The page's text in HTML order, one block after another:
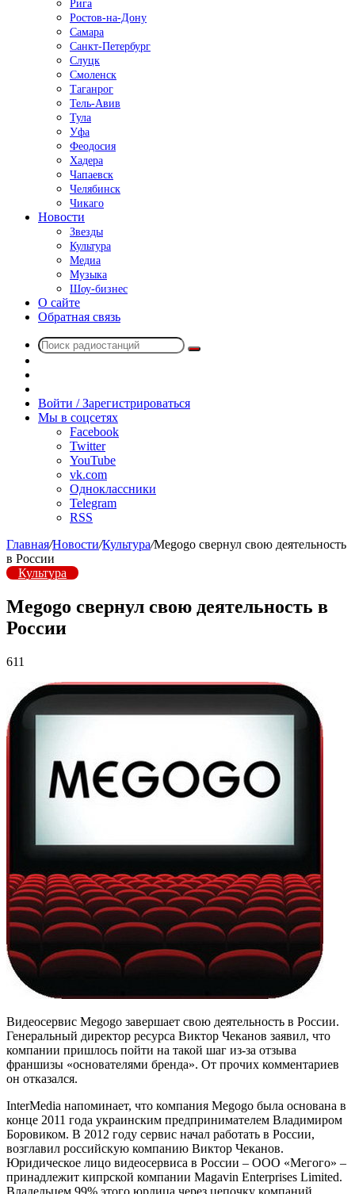
Рига
Ростов-на-Дону
Самара
Санкт-Петербург
Слуцк
Смоленск
Таганрог
Тель-Авив
Тула
Уфа
Феодосия
Хадера
Чапаевск
Челябинск
Чикаго
Новости
Звезды
Культура
Медиа
Музыка
Шоу-бизнес
О сайте
Обратная связь
Поиск
радио
Войти / Зарегистрироваться
Мы в соцсетях
Facebook
Twitter
YouTube
vk.com
Одноклассники
Telegram
RSS
Главная/Новости/Культура/Megogo свернул свою деятельность
в России
Культура
Megogo свернул свою деятельность в
России
611
Видеосервис Megogo завершает свою деятельность в России.
Генеральный директор ресурса Виктор Чеканов заявил, что
компании пришлось пойти на такой шаг из-за отзыва
франшизы «основателями бренда». От прочих комментариев
он отказался.
InterMedia напоминает, что компания Megogo была основана в
конце 2011 года украинским предпринимателем Владимиром
Боровиком. В 2012 году сервис начал работать в России,
возглавил российскую компанию Виктор Чеканов.
Юридическое лицо видеосервиса в России – ООО «Мегого» –
принадлежит кипрской компании Magavin Enterprises Limited.
Владельцем 99% этого юрлица через цепочку компаний